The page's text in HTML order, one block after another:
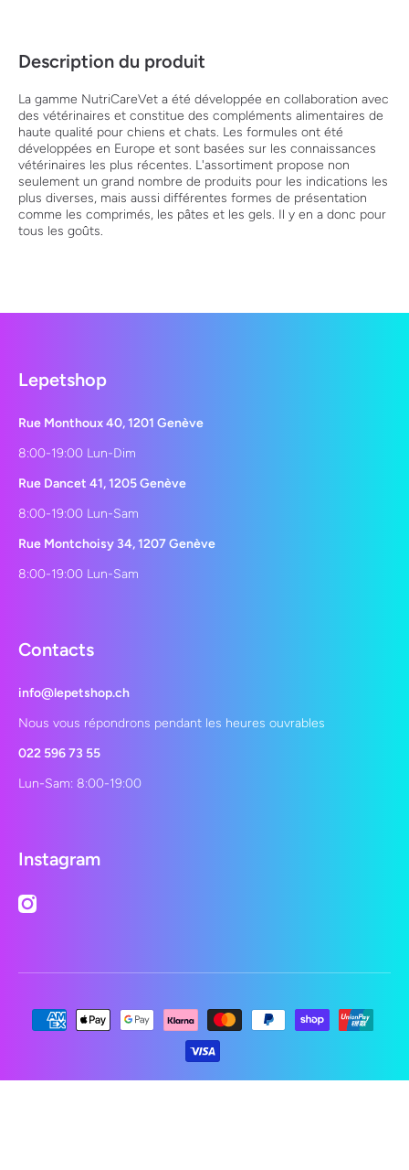
Description du produit
La gamme NutriCareVet a été développée en collaboration avec
des vétérinaires et constitue des compléments alimentaires de
haute qualité pour chiens et chats. Les formules ont été
développées en Europe et sont basées sur les connaissances
vétérinaires les plus récentes. L'assortiment propose non
seulement un grand nombre de produits pour les indications les
plus diverses, mais aussi différentes formes de présentation
comme les comprimés, les pâtes et les gels. Il y en a donc pour
tous les goûts.
Lepetshop
Rue Monthoux 40, 1201 Genève
8:00-19:00 Lun-Dim
Rue Dancet 41, 1205 Genève
8:00-19:00 Lun-Sam
Rue Montchoisy 34, 1207 Genève
8:00-19:00 Lun-Sam
Contacts
info@lepetshop.ch
Nous vous répondrons pendant les heures ouvrables
022 596 73 55
Lun-Sam: 8:00-19:00
Instagram
instagramcom/lepetshopch/
Moyens de paiement